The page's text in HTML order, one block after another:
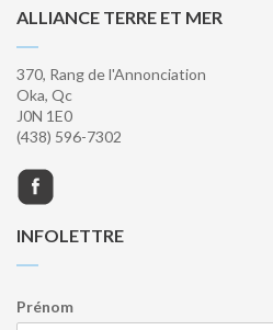
ALLIANCE TERRE ET MER
370, Rang de l'Annonciation
Oka, Qc
J0N 1E0
(438) 596-7302
INFOLETTRE
Prénom